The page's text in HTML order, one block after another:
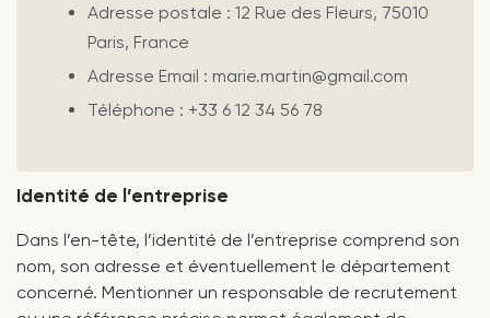
Adresse postale : 12 Rue des Fleurs, 75010
Paris, France
Adresse Email : marie.martin@gmail.com
Téléphone : +33 6 12 34 56 78
Identité de l’entreprise
Dans l’en-tête, l’identité de l’entreprise comprend son
nom, son adresse et éventuellement le département
concerné. Mentionner un responsable de recrutement